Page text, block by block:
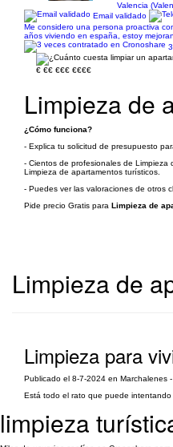
Valencia
Email validado
Me considero una persona proactiva
años viviendo en españa, estoy
€ €€ €€€ €€€€
Limpieza de
¿Cómo funciona?
- Explica tu solicitud de presupuesto
- Cientos de profesionales de
Limpieza de apartamentos turísticos.
- Puedes ver las valoraciones de otros
Pide precio Gratis para Limpieza de
Limpieza de
Limpieza para
Publicado el 8-7-2024 en Marchalenes
Está todo el rato que puede intentando
limpieza